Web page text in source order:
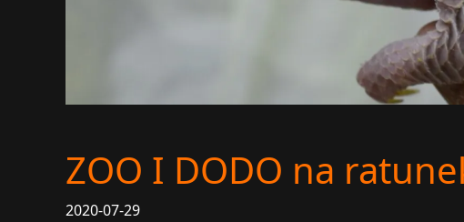
ZOO I DODO na
2020-07-29